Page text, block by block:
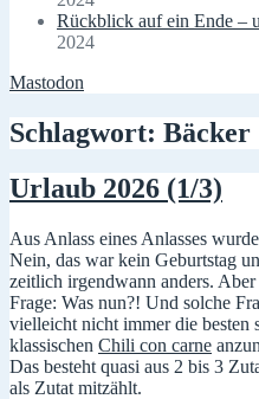
Rückblick auf ein Ende –
2024
Mastodon
Schlagwort: Bäcker
Urlaub 2026 (1/3)
Aus Anlass eines Anlasses
Nein, das war kein Geburtstag
zeitlich irgendwann anders.
Frage: Was nun?! Und solche
vielleicht nicht immer die besten
klassischen Chili con carne
Das besteht quasi aus 2 bis 3
als Zutat mitzählt.